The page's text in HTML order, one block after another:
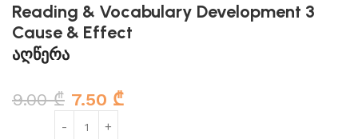
Reading & Vocabulary Development 3
Cause & Effect
აღწერა
9.00₾ 7.50 ₾